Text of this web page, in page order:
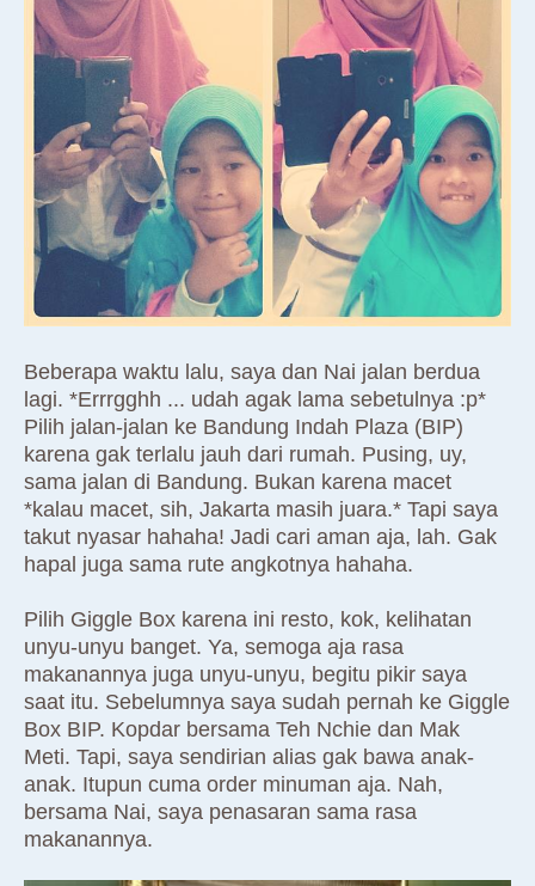
Beberapa waktu lalu, saya dan Nai jalan berdua
lagi. *Errrgghh ... udah agak lama sebetulnya :p*
Pilih jalan-jalan ke Bandung Indah Plaza (BIP)
karena gak terlalu jauh dari rumah. Pusing, uy,
sama jalan di Bandung. Bukan karena macet
*kalau macet, sih, Jakarta masih juara.* Tapi saya
takut nyasar hahaha! Jadi cari aman aja, lah. Gak
hapal juga sama rute angkotnya hahaha.
Pilih Giggle Box karena ini resto, kok, kelihatan
unyu-unyu banget. Ya, semoga aja rasa
makanannya juga unyu-unyu, begitu pikir saya
saat itu. Sebelumnya saya sudah pernah ke Giggle
Box BIP. Kopdar bersama Teh Nchie dan Mak
Meti. Tapi, saya sendirian alias gak bawa anak-
anak. Itupun cuma order minuman aja. Nah,
bersama Nai, saya penasaran sama rasa
makanannya.